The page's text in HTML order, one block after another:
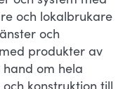
och lokalbrukare
och
produkter av
om hela
konstruktion till